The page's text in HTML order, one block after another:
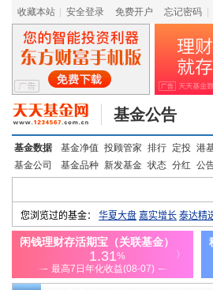
收藏本站 安全登录 免费开户 忘记密码
基金公告
基金数据 基金净值 投顾管家 排行 定投 港
基金公司
基金品种 新发基金 状态 分红 公